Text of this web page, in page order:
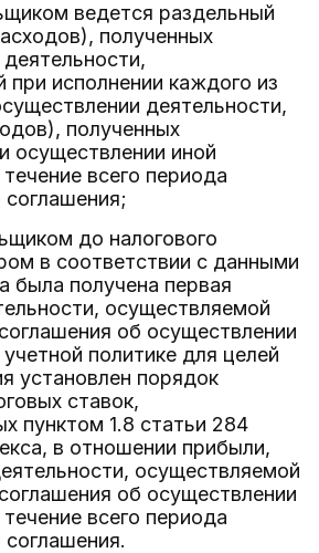
ведется раздельный
полученных
при исполнении каждого из
деятельности,
полученных
осуществлении иной
всего периода
соглашения;
до налогового
в соответствии с данными
была получена первая
осуществляемой
об осуществлении
политике для целей
установлен порядок
ставок,
пунктом 1.8 статьи 284
в отношении прибыли,
осуществляемой
об осуществлении
всего периода
соглашения.